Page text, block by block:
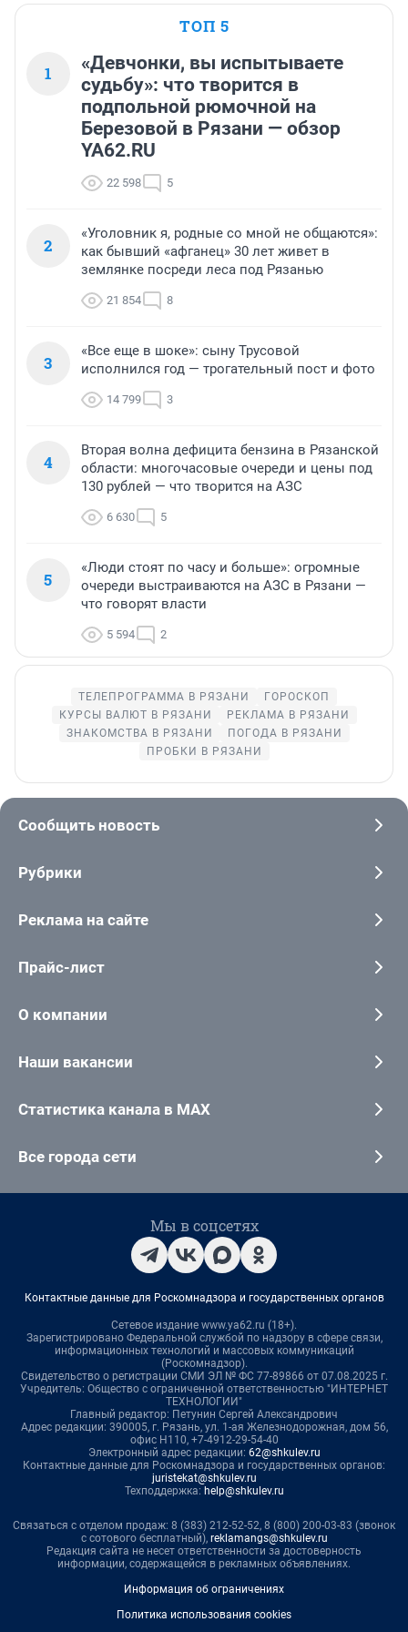
ТОП 5
1
«Девчонки, вы испытываете
судьбу»: что творится в
подпольной рюмочной на
Березовой в Рязани — обзор
YA62.RU
22 598 5
2
«Уголовник я, родные со мной не общаются»:
как бывший «афганец» 30 лет живет в
землянке посреди леса под Рязанью
21 854 8
3
«Все еще в шоке»: сыну Трусовой
исполнился год — трогательный пост и фото
14 799 3
4
Вторая волна дефицита бензина в Рязанской
области: многочасовые очереди и цены под
130 рублей — что творится на АЗС
6 630 5
5
«Люди стоят по часу и больше»: огромные
очереди выстраиваются на АЗС в Рязани —
что говорят власти
5 594 2
ТЕЛЕПРОГРАММА В РЯЗАНИ
ГОРОСКОП
КУРСЫ ВАЛЮТ В РЯЗАНИ
РЕКЛАМА В РЯЗАНИ
ЗНАКОМСТВА В РЯЗАНИ
ПОГОДА В РЯЗАНИ
ПРОБКИ В РЯЗАНИ
Сообщить новость
Рубрики
Реклама на сайте
Прайс-лист
О компании
Наши вакансии
Статистика канала в MAX
Все города сети
Мы в соцсетях
Контактные данные для Роскомнадзора и государственных органов
Сетевое издание www.ya62.ru (18+).
Зарегистрировано Федеральной службой по надзору в сфере связи,
информационных технологий и массовых коммуникаций
(Роскомнадзор).
Свидетельство о регистрации СМИ ЭЛ № ФС 77-89866 от 07.08.2025 г.
Учредитель: Общество с ограниченной ответственностью "ИНТЕРНЕТ
ТЕХНОЛОГИИ"
Главный редактор: Петунин Сергей Александрович
Адрес редакции: 390005, г. Рязань, ул. 1-ая Железнодорожная, дом 56,
офис Н110, +7-4912-29-54-40
Электронный адрес редакции: 62@shkulev.ru
Контактные данные для Роскомнадзора и государственных органов:
juristekat@shkulev.ru
Техподдержка: help@shkulev.ru
Связаться с отделом продаж: 8 (383) 212-52-52, 8 (800) 200-03-83 (звонок
с сотового бесплатный), reklamangs@shkulev.ru
Редакция сайта не несет ответственности за достоверность
информации, содержащейся в рекламных объявлениях.
Информация об ограничениях
Политика использования cookies